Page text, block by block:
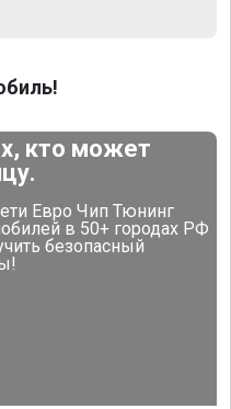
кто может
Евро Чип Тюнинг
в 50+ городах РФ
безопасный